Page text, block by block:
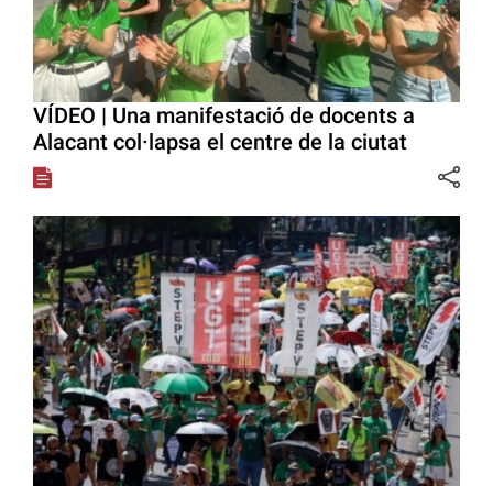
VÍDEO | Una manifestació de docents a
Alacant col·lapsa el centre de la ciutat